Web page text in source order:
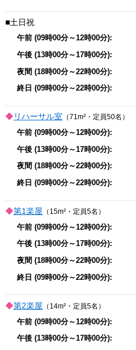
土日祝
リハーサル室 （71m²・定員50名）
第1楽屋 （15m²・定員5名）
第2楽屋 （14m²・定員5名）